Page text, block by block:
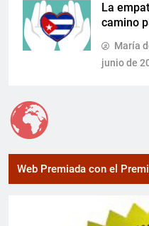
La
camino
María
junio de
Web Premiada con el